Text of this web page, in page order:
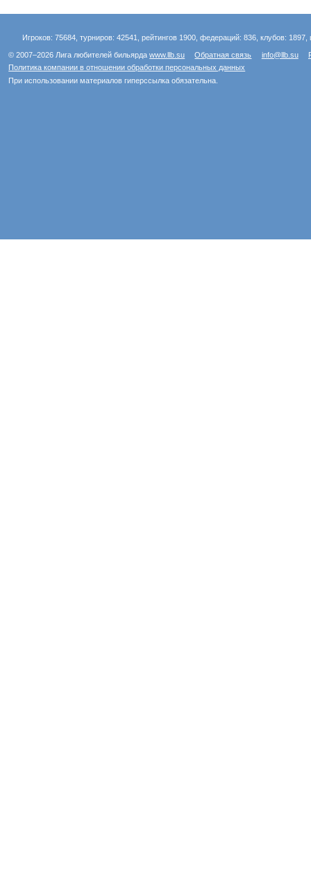
Игроков: 75684, турниров: 42541, рейтингов 1900, федераций: 836, клубов:
© 2007–2026 Лига любителей бильярдаwww.llb.su Обратная связь info@llb.su
Политика компании в отношении обработки персональных данных
При использовании материалов гиперссылка обязательна.